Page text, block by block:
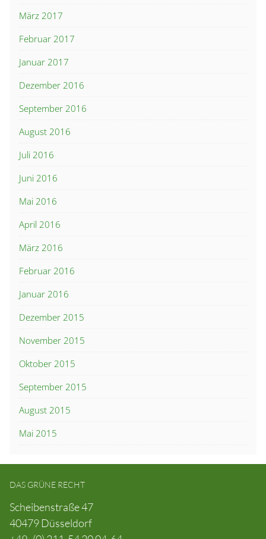
März 2017
Februar 2017
Januar 2017
Dezember 2016
September 2016
August 2016
Juli 2016
Juni 2016
Mai 2016
April 2016
März 2016
Februar 2016
Januar 2016
Dezember 2015
November 2015
Oktober 2015
September 2015
August 2015
Mai 2015
DAS GRÜNE RECHT
Scheibenstraße 47
40479 Düsseldorf